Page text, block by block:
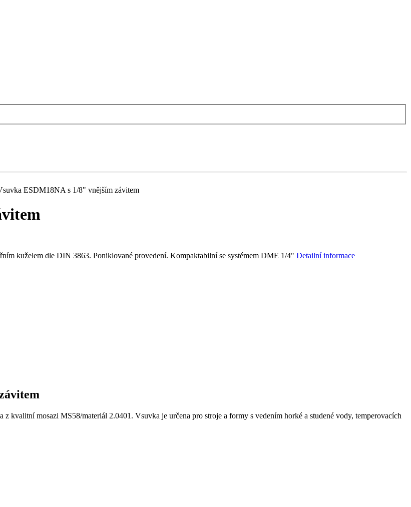
ESDM18NA s 1/8" vnějším závitem
kuželem dle DIN 3863. Poniklované provedení. Kompaktabilní se systémem DME 1/4" Detailní informace
kvalitní mosazi MS58/materiál 2.0401. Vsuvka je určena pro stroje a formy s vedením horké a studené vody, temperovacích